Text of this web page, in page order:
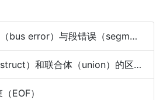
error）与段错误（segmentation fault）
）和联合体（union）的区别
EOF）